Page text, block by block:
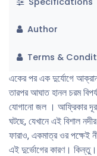
Author
Terms &
একের পর এক দুর্যোগে
তারপর আঘাত হানল চরম
যােগানাে জল । আফ্রিকার
ঘটছে, যেখানে এই বিশাল
ফারাও, একমাত্র ওর পক্ষেই
এই দুর্ভোগের কারণ। কিন্তু।